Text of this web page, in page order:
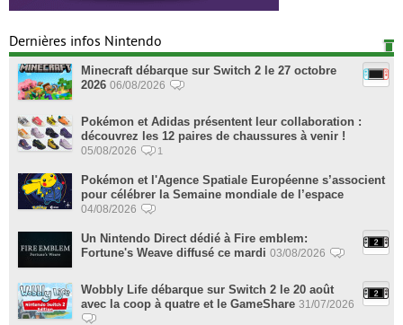
Dernières infos Nintendo
Minecraft débarque sur Switch 2 le 27 octobre
2026 06/08/2026
Pokémon et Adidas présentent leur collaboration :
découvrez les 12 paires de chaussures à venir !
05/08/2026 1
Pokémon et l'Agence Spatiale Européenne s’associent
pour célébrer la Semaine mondiale de l’espace
04/08/2026
Un Nintendo Direct dédié à Fire emblem:
Fortune's Weave diffusé ce mardi 03/08/2026
Wobbly Life débarque sur Switch 2 le 20 août
avec la coop à quatre et le GameShare 31/07/2026